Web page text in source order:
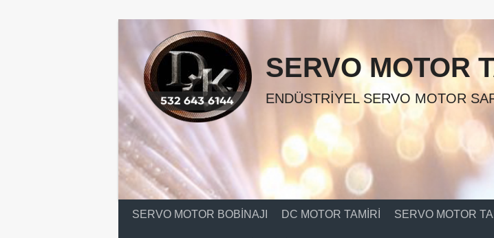
SERVO MOTOR
ENDÜSTRIYEL SERVO MOTOR
SERVO MOTOR BOBINAJI DC MOTOR TAMIRI SERVO MOTOR